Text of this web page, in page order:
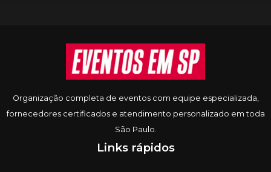
Informações do rodapé
Organização completa de eventos com equipe especializada,
fornecedores certificados e atendimento personalizado em toda
São Paulo.
Links rápidos